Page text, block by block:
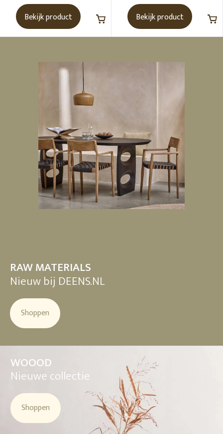
Bekijk product Bekijk product
RAW MATERIALS
Nieuw bij DEENS.NL
Shoppen
WOOOD
Nieuwe collectie
Shoppen